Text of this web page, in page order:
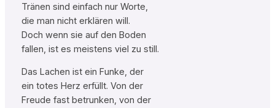
Tränen sind einfach nur Worte,
die man nicht erklären will.
Doch wenn sie auf den Boden
fallen, ist es meistens viel zu still.
Das Lachen ist ein Funke, der
ein totes Herz erfüllt. Von der
Freude fast betrunken, von der